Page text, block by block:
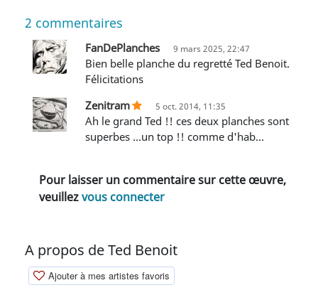
2 commentaires
FanDePlanches 9 mars 2025, 22:47
Bien belle planche du regretté Ted Benoit.
Félicitations
Zenitram
5 oct. 2014, 11:35
ah le grand Ted !! ces deux planches sont
superbes ...un top !! comme d'hab...
Pour laisser un commentaire sur cette œuvre,
veuillezvous connecter
A propos de Ted Benoit
Ajouter à mes artistes favoris